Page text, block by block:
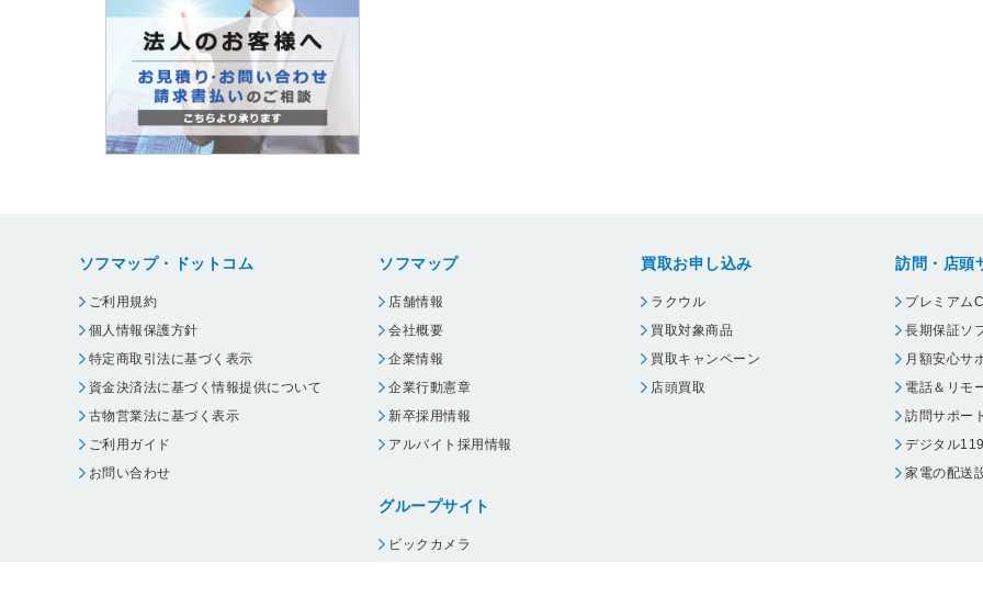
ソフマップ・ドットコム
ご利用規約
個人情報保護方針
特定商取引法に基づく表示
資金決済法に基づく情報提供について
古物営業法に基づく表示
ご利用ガイド
お問い合わせ
ソフマップ
店舗情報
会社概要
企業情報
企業行動憲章
新卒採用情報
アルバイト採用情報
グループサイト
ビックカメラ
買取お申し込み
ラクウル
買取対象商品
買取キャンペーン
店頭買取
訪問・店頭
プレミアム
長期保証ソ
月額安心サ
電話＆リモ
訪問サポー
デジタル
家電の配送